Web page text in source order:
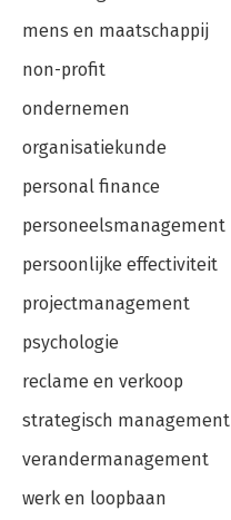
mens en maatschappij
non-profit
ondernemen
organisatiekunde
personal finance
personeelsmanagement
persoonlijke effectiviteit
projectmanagement
psychologie
reclame en verkoop
strategisch management
verandermanagement
werk en loopbaan